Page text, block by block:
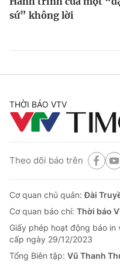
sứ” không lời
THỜI BÁO VTV
Theo dõi báo trên
Cơ quan chủ quản:Đài
Cơ quan báo chí: Thời báo
Giấy phép hoạt động báo
cấp ngày 29/12/2023
Tổng Biên tập: Vũ Thanh